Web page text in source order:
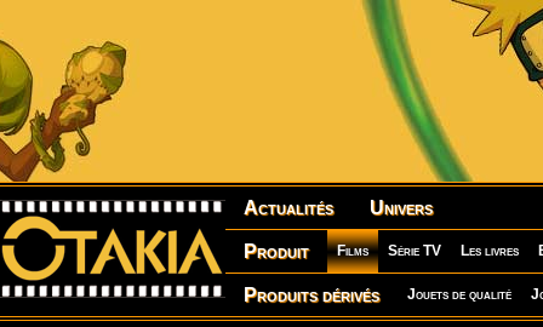
Actualités Univers
Produit Films Série TV Les livres
Produits dérivés Jouets de qualité